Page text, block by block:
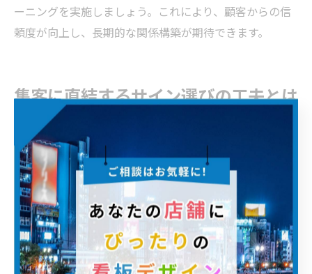
ーニングを実施しましょう。これにより、顧客からの信
頼度が向上し、長期的な関係構築が期待できます。
集客に直結するサイン選びの工夫とは
集客効果を高めるサイン選びのポイント
サイン設計で集客効果を最大化するには、単に目立つサ
インを選ぶだけでは不十分です。福岡県福岡市博多区や
田川郡福智町の店舗環境に適したサインの大きさや設置
位置、そして地域の景観やブランドイメージに馴染むデ
ザインが重要なポイントとなります。例えば、交通量の